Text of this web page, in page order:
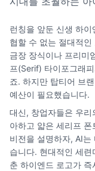
런칭을 앞둔 신생 하
협할 수 없는 절대적
금장 장식이나 프리미
프(Serif) 타이포그래
죠. 하지만 탑티어 브
예산이 필요했습니다.
대신, 창업자들은 우
아하고 얇은 세리프
비전을 설명하자, AI는
습니다. 현대적인 세
춘 하이엔드 로고가 즉